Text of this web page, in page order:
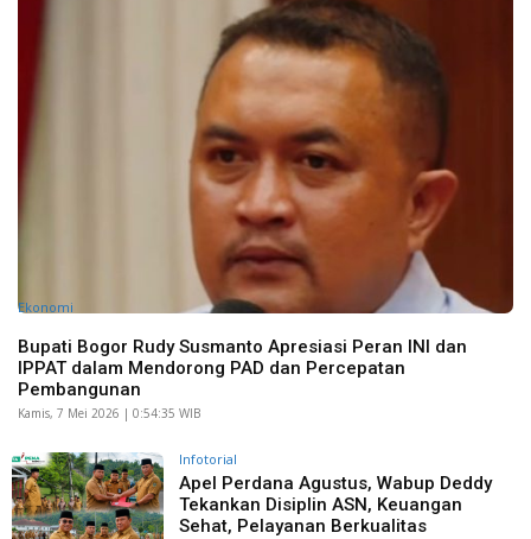
Ekonomi
Bupati Bogor Rudy Susmanto Apresiasi Peran INI dan
IPPAT dalam Mendorong PAD dan Percepatan
Pembangunan
Kamis, 7 Mei 2026 | 0:54:35 WIB
Infotorial
Apel Perdana Agustus, Wabup Deddy
Tekankan Disiplin ASN, Keuangan
Sehat, Pelayanan Berkualitas